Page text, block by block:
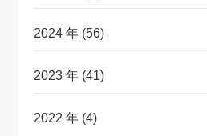
2024 年 (56)
2023 年 (41)
2022 年 (4)